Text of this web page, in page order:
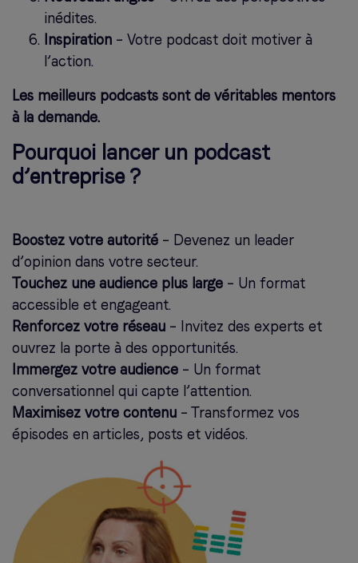
inédites.
Inspiration – Votre podcast doit motiver à
l’action.
Les meilleurs podcasts sont de véritables mentors
à la demande.
Pourquoi lancer un podcast
d’entreprise ?
Boostez votre autorité – Devenez un leader
d’opinion dans votre secteur.
Touchez une audience plus large – Un format
accessible et engageant.
Renforcez votre réseau – Invitez des experts et
ouvrez la porte à des opportunités.
Immergez votre audience – Un format
conversationnel qui capte l’attention.
Maximisez votre contenu – Transformez vos
épisodes en articles, posts et vidéos.